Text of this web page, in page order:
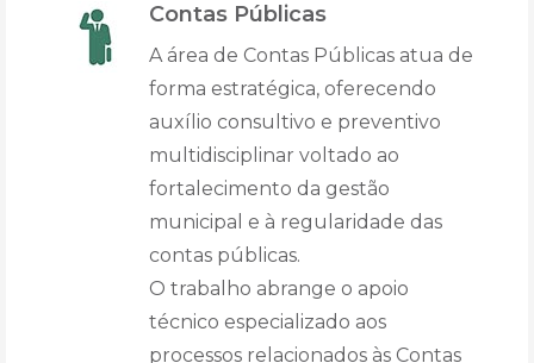
Contas Públicas
A área de Contas Públicas atua de
forma estratégica, oferecendo
auxílio consultivo e preventivo
multidisciplinar voltado ao
fortalecimento da gestão
municipal e à regularidade das
contas públicas.
O trabalho abrange o apoio
técnico especializado aos
processos relacionados às Contas